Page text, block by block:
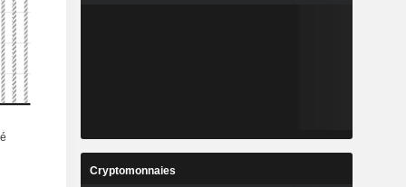
Cryptomonnaies